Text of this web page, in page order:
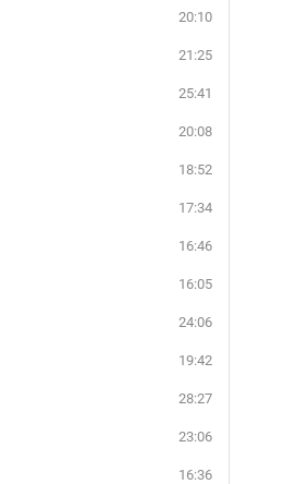
20:10
21:25
25:41
20:08
18:52
17:34
16:46
16:05
24:06
19:42
28:27
23:06
16:36